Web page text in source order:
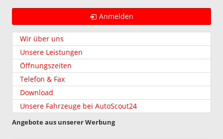
Anmelden
Wir über uns
Unsere Leistungen
Öffnungszeiten
Telefon & Fax
Download
Unsere Fahrzeuge bei AutoScout24
Angebote aus unserer Werbung